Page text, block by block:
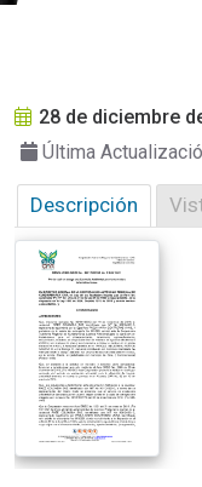
28 de diciembre
Última
Descripción